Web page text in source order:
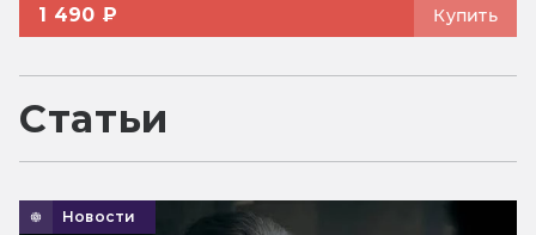
1 490 ₽ Купить
Статьи
Новости